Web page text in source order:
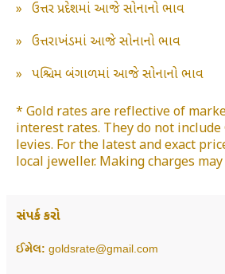
»
ઉત્તર પ્રદેશમાં આજે સોનાનો ભાવ
»
ઉત્તરાખંડમાં આજે સોનાનો ભાવ
»
પશ્ચિમ બંગાળમાં આજે સોનાનો ભાવ
* Gold rates are reflective of
interest rates. They do not include
levies. For the latest and exact
local jeweller. Making charges may
સંપર્ક કરો
ઈમેલ: goldsrate@gmail.com